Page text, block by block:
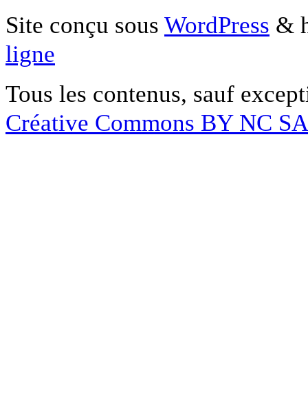
Site conçu sous WordPress &
ligne
Tous les contenus, sauf
Créative Commons BY NC SA